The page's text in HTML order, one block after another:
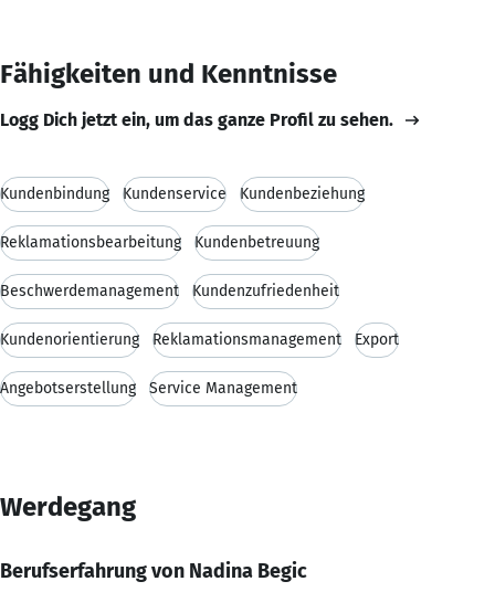
Fähigkeiten und Kenntnisse
Logg Dich jetzt ein, um das ganze Profil zu sehen.
Kundenbindung Kundenservice Kundenbeziehung
Reklamationsbearbeitung Kundenbetreuung
Beschwerdemanagement Kundenzufriedenheit
Kundenorientierung Reklamationsmanagement Export
Angebotserstellung Service Management
Werdegang
Berufserfahrung von Nadina Begic